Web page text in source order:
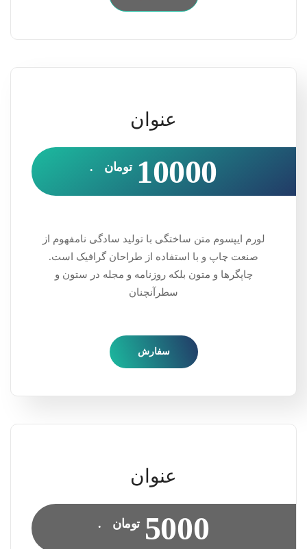
عنوان
10000 تومان .
لورم ایپسوم متن ساختگی با تولید سادگی نامفهوم از
صنعت چاپ و با استفاده از طراحان گرافیک است.
چاپگرها و متون بلکه روزنامه و مجله در ستون و
سطرآنچنان
سفارش
عنوان
5000 تومان .